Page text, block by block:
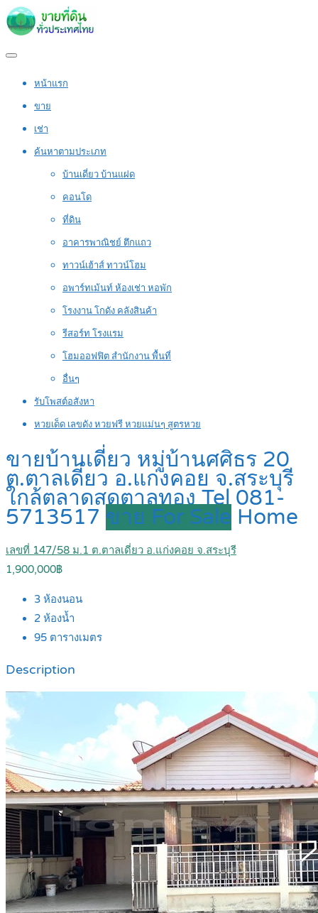
หน้าแรก
ขาย
เช่า
ค้นหาตามประเภท
บ้านเดี่ยว บ้านแฝด
คอนโด
ที่ดิน
อาคารพาณิชย์ ตึกแถว
ทาวน์เฮ้าส์ ทาวน์โฮม
อพาร์ทเม้นท์ ห้องเช่า หอพัก
โรงงาน โกดัง คลังสินค้า
รีสอร์ท โรงแรม
โฮมออฟฟิต สำนักงาน พื้นที่
อื่นๆ
รับโพสต์อสังหา
หวยเด็ด เลขดัง หวยฟรี หวยแม่นๆ สูตรหวย
ขายบ้านเดี่ยว หมู่บ้านศศิธร 20
ต.ตาลเดี่ยว อ.แก่งคอย จ.สระบุรี
ใกล้ตลาดสดตาลทอง Tel 081-
5713517 ขาย For Sale Home
เลขที่ 147/58 ม.1 ต.ตาลเดี่ยว อ.แก่งคอย จ.สระบุรี
1,900,000฿
3 ห้องนอน
2 ห้องน้ำ
95 ตารางเมตร
Description